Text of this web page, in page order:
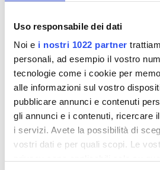
Uso responsabile dei dati
Noi e i nostri 1022 partner
personali, ad esempio il vostro
tecnologie come i cookie per
alle informazioni sul vostro
pubblicare annunci e contenuti
gli annunci e i contenuti, ricercare
i servizi. Avete la possibilità di
vostri dati e per quali scopi. Le
appuntamento nei seguenti
lunedì – venerdì : 8.00 – 21.00
sabato: 8.00 – 18.00
TELEFONO
fisso: +39 0832348383
fisso:+39 0832340570
mobile:+39 3939102469